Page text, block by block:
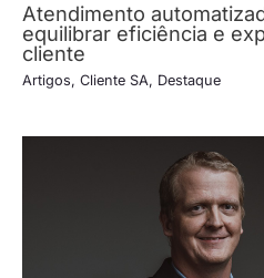
Atendimento
equilibrar eficiência e
cliente
Artigos, Cliente SA, Destaque